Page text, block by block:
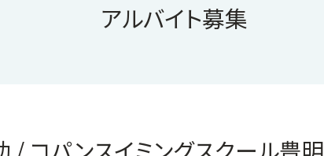
アルバイト募集